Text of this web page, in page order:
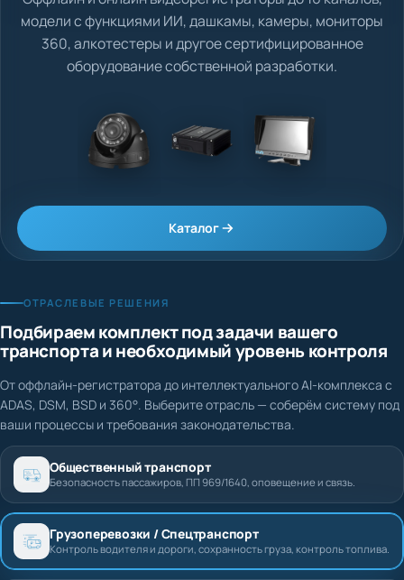
модели с функциями ИИ, дашкамы, камеры, мониторы
360, алкотестеры и другое сертифицированное
оборудование собственной разработки.
Каталог
ОТРАСЛЕВЫЕ РЕШЕНИЯ
Подбираем комплект под задачи вашего
транспорта и необходимый уровень контроля
От оффлайн-регистратора до интеллектуального AI-комплекса с
ADAS, DSM, BSD и 360°. Выберите отрасль — соберём систему под
ваши процессы и требования законодательства.
Общественный транспорт
Безопасность пассажиров, ПП 969/1640, оповещение и связь.
Грузоперевозки / Спецтранспорт
Контроль водителя и дороги, сохранность груза, контроль топлива.